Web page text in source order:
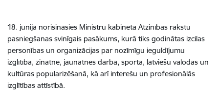
18. jūnijā norisināsies Ministru kabineta Atzinības rakstu
pasniegšanas svinīgais pasākums, kurā tiks godinātas izcilas
personības un organizācijas par nozīmīgu ieguldījumu
izglītībā, zinātnē, jaunatnes darbā, sportā, latviešu valodas un
kultūras popularizēšanā, kā arī interešu un profesionālās
izglītības attīstībā.